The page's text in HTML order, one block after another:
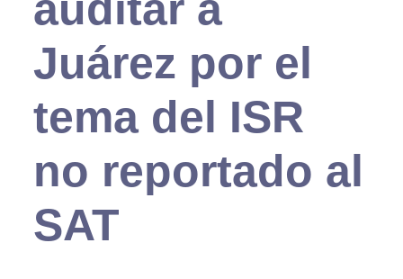
Juárez por el
tema del ISR
no reportado al
SAT